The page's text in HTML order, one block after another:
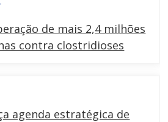
de mais 2,4 milhões
contra clostridioses
agenda estratégica de